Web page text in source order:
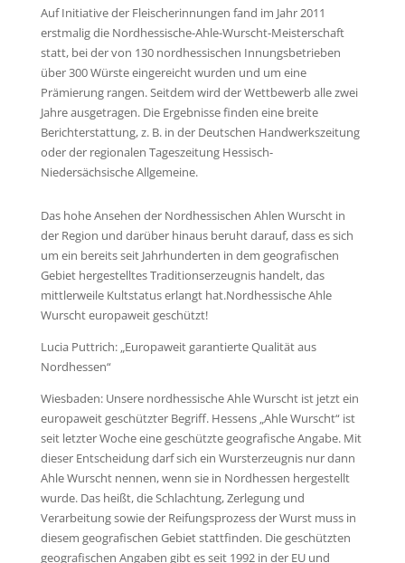
Auf Initiative der Fleischerinnungen fand im Jahr 2011
erstmalig die Nordhessische-Ahle-Wurscht-Meisterschaft
statt, bei der von 130 nordhessischen Innungsbetrieben
über 300 Würste eingereicht wurden und um eine
Prämierung rangen. Seitdem wird der Wettbewerb alle zwei
Jahre ausgetragen. Die Ergebnisse finden eine breite
Berichterstattung, z. B. in der Deutschen Handwerkszeitung
oder der regionalen Tageszeitung Hessisch-
Niedersächsische Allgemeine.
Das hohe Ansehen der Nordhessischen Ahlen Wurscht in
der Region und darüber hinaus beruht darauf, dass es sich
um ein bereits seit Jahrhunderten in dem geografischen
Gebiet hergestelltes Traditionserzeugnis handelt, das
mittlerweile Kultstatus erlangt hat.Nordhessische Ahle
Wurscht europaweit geschützt!
Lucia Puttrich: „Europaweit garantierte Qualität aus
Nordhessen“
Wiesbaden: Unsere nordhessische Ahle Wurscht ist jetzt ein
europaweit geschützter Begriff. Hessens „Ahle Wurscht“ ist
seit letzter Woche eine geschützte geografische Angabe. Mit
dieser Entscheidung darf sich ein Wursterzeugnis nur dann
Ahle Wurscht nennen, wenn sie in Nordhessen hergestellt
wurde. Das heißt, die Schlachtung, Zerlegung und
Verarbeitung sowie der Reifungsprozess der Wurst muss in
diesem geografischen Gebiet stattfinden. Die geschützten
geografischen Angaben gibt es seit 1992 in der EU und